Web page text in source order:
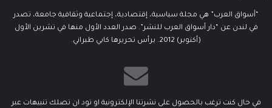
“أسواق العرب” هي مجلة سياسية، إقتصادية، إجتماعية وثقافية جامعة، تصدر
في لندن عن “دار أسواق العرب للنشر”. صدر العدد الأول منها في تشرين الأول
(أكتوبر) 2012. يرأس تحريرها كابي طبراني.
في حال كنت ترغب بالحصول على نشرتنا الإلكترونية او تود ان تصلك تنبيهات عبر